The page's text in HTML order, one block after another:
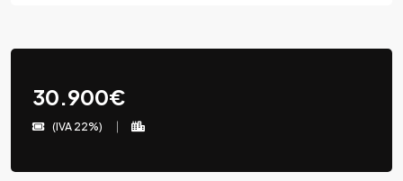
30.900€
(IVA 22%)